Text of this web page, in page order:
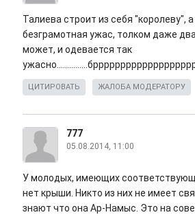
Талиева строит из себя "королеву",
безграмотная ужас, толком даже
может, и одевается так
ЦИТИРОВАТЬ ЖАЛОБА МОДЕРАТОРУ
777
05.08.2014, 11:00
У молодых, имеющих
нет крыши. Никто из них не имеет
знают что она Ар-Намыс. Это на